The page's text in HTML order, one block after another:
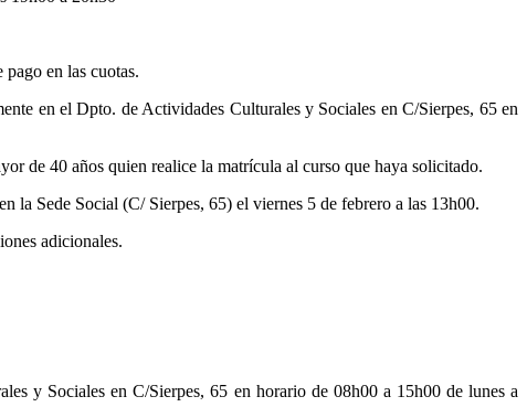
en las cuotas.
en el Dpto. de Actividades Culturales y Sociales en C/Sierpes, 65 en
de 40 años quien realice la matrícula al curso que haya solicitado.
la Sede Social (C/ Sierpes, 65) el viernes 5 de febrero a las 13h00.
adicionales.
y Sociales en C/Sierpes, 65 en horario de 08h00 a 15h00 de lunes a